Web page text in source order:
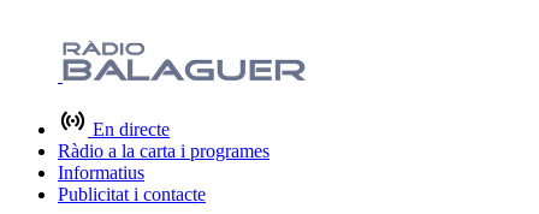
En directe
Ràdio a la carta i programes
Informatius
Publicitat i contacte